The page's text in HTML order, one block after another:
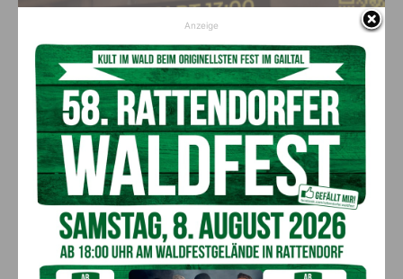
Sport
Nassfeld Inferno geht in die zweite Runde
7. August 2026
Nach der erfolgreichen Premiere im Vorjahr geht das Nassfeld
Inferno am Samstag, dem 22. August 2026 in die zweite Runde. Der
Hindernislauf am Nassfeld...
Abenteuer und attraktive Angebote bei
Sölle Sport in Tröpolach
Anzeige